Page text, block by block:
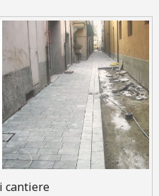
cantiere